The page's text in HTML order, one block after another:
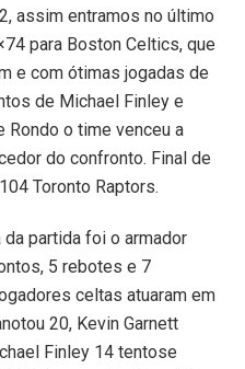
assim entramos no último
para Boston Celtics, que
e com ótimas jogadas de
de Michael Finley e
o time venceu a
do confronto. Final de
Toronto Raptors.
partida foi o armador
5 rebotes e 7
celtas atuaram em
20, Kevin Garnett
Finley 14 tentose